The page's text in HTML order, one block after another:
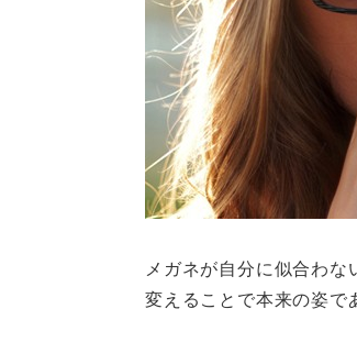
メガネが自分に似合わ
変えることで本来の姿で